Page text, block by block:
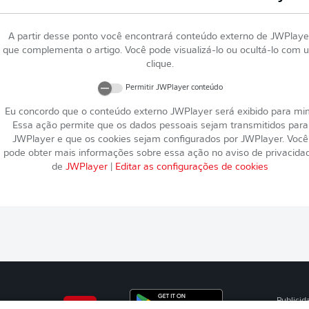
A partir desse ponto você encontrará conteúdo externo de
que complementa o artigo. Você pode visualizá-lo ou ocultá-lo com
clique.
Permitir JWPlayerconteúdo
Eu concordo que o conteúdo externo JWPlayerserá exibido para
Essa ação permite que os dados pessoais sejam transmitidos para
JWPlayere que os cookies sejam configurados por JWPlayer. Você
pode obter mais informações sobre essa ação no aviso de
de JWPlayer Editar as configurações de cookies